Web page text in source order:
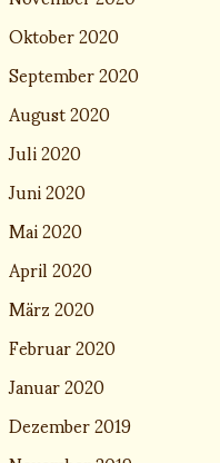
Oktober 2020
September 2020
August 2020
Juli 2020
Juni 2020
Mai 2020
April 2020
März 2020
Februar 2020
Januar 2020
Dezember 2019